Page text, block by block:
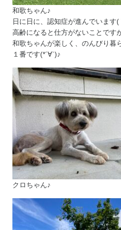
和歌ちゃん♪
日に日に、認知症が進んでいます(
高齢になると仕方がないことです
和歌ちゃんが楽しく、のんびり暮
１番です(*´∀`)♪
クロちゃん♪